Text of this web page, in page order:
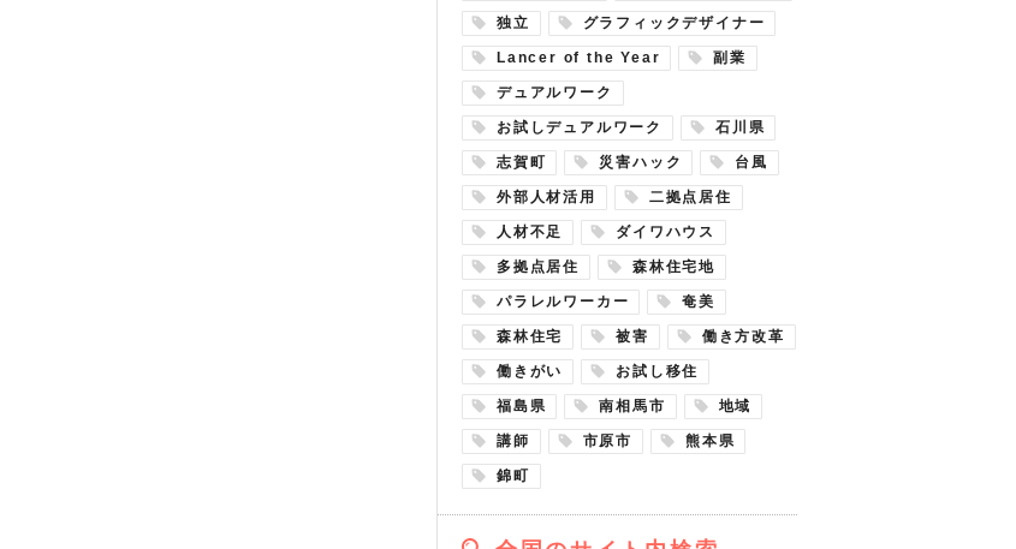
独立 グラフィックデザイナー
Lancer of the Year 副業
デュアルワーク
お試しデュアルワーク 石川県
志賀町 災害ハック 台風
外部人材活用 二拠点居住
人材不足 ダイワハウス
多拠点居住 森林住宅地
パラレルワーカー 奄美
森林住宅 被害 働き方改革
働きがい お試し移住
福島県 南相馬市 地域
講師 市原市 熊本県
錦町